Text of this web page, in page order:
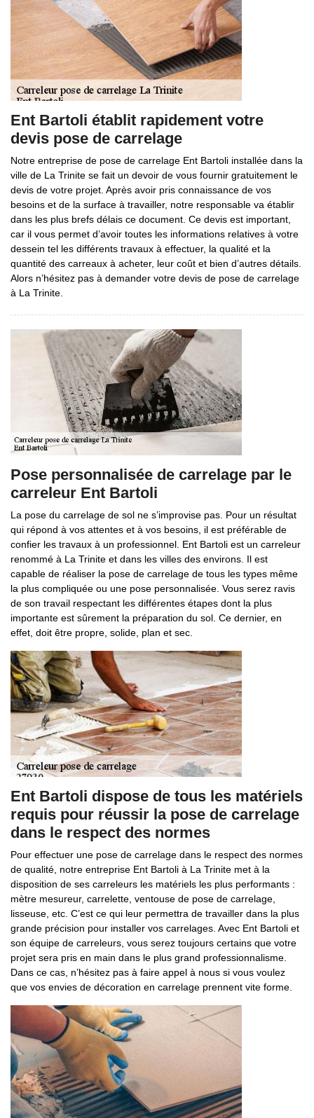
Ent Bartoli établit rapidement votre
devis pose de carrelage
Notre entreprise de pose de carrelage Ent Bartoli installée dans la
ville de La Trinite se fait un devoir de vous fournir gratuitement le
devis de votre projet. Après avoir pris connaissance de vos
besoins et de la surface à travailler, notre responsable va établir
dans les plus brefs délais ce document. Ce devis est important,
car il vous permet d’avoir toutes les informations relatives à votre
dessein tel les différents travaux à effectuer, la qualité et la
quantité des carreaux à acheter, leur coût et bien d’autres détails.
Alors n’hésitez pas à demander votre devis de pose de carrelage
à La Trinite.
Pose personnalisée de carrelage par le
carreleur Ent Bartoli
La pose du carrelage de sol ne s’improvise pas. Pour un résultat
qui répond à vos attentes et à vos besoins, il est préférable de
confier les travaux à un professionnel. Ent Bartoli est un carreleur
renommé à La Trinite et dans les villes des environs. Il est
capable de réaliser la pose de carrelage de tous les types même
la plus compliquée ou une pose personnalisée. Vous serez ravis
de son travail respectant les différentes étapes dont la plus
importante est sûrement la préparation du sol. Ce dernier, en
effet, doit être propre, solide, plan et sec.
Ent Bartoli dispose de tous les matériels
requis pour réussir la pose de carrelage
dans le respect des normes
Pour effectuer une pose de carrelage dans le respect des normes
de qualité, notre entreprise Ent Bartoli à La Trinite met à la
disposition de ses carreleurs les matériels les plus performants :
mètre mesureur, carrelette, ventouse de pose de carrelage,
lisseuse, etc. C’est ce qui leur permettra de travailler dans la plus
grande précision pour installer vos carrelages. Avec Ent Bartoli et
son équipe de carreleurs, vous serez toujours certains que votre
projet sera pris en main dans le plus grand professionnalisme.
Dans ce cas, n’hésitez pas à faire appel à nous si vous voulez
que vos envies de décoration en carrelage prennent vite forme.